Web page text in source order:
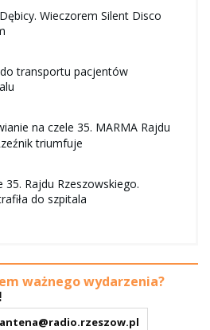
Wieczorem Silent Disco
transportu pacjentów
na czele 35. MARMA Rajdu
triumfuje
35. Rajdu Rzeszowskiego.
do szpitala
ważnego wydarzenia?
antena@radio.rzeszow.pl